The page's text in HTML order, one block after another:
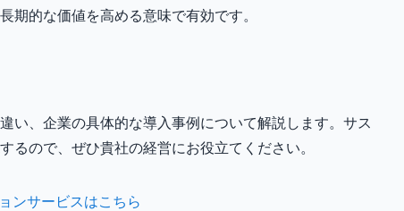
期的な価値を高める意味で有効です。
い、企業の具体的な導入事例について解説します。サス
ので、ぜひ貴社の経営にお役立てください。
ンサービスはこちら